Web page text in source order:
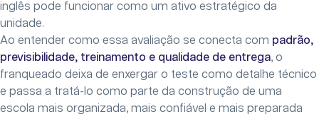
inglês pode funcionar como um ativo estratégico da
unidade.
Ao entender como essa avaliação se conecta com padrão,
previsibilidade, treinamento e qualidade de entrega, o
franqueado deixa de enxergar o teste como detalhe técnico
e passa a tratá-lo como parte da construção de uma
escola mais organizada, mais confiável e mais preparada